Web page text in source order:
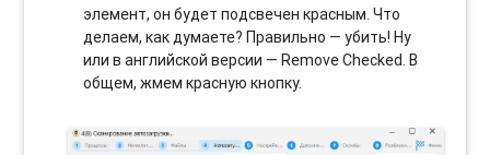
элемент, он будет подсвечен красным. Что
делаем, как думаете? Правильно — убить! Ну
или в английской версии — Remove Checked. В
общем, жмем красную кнопку.